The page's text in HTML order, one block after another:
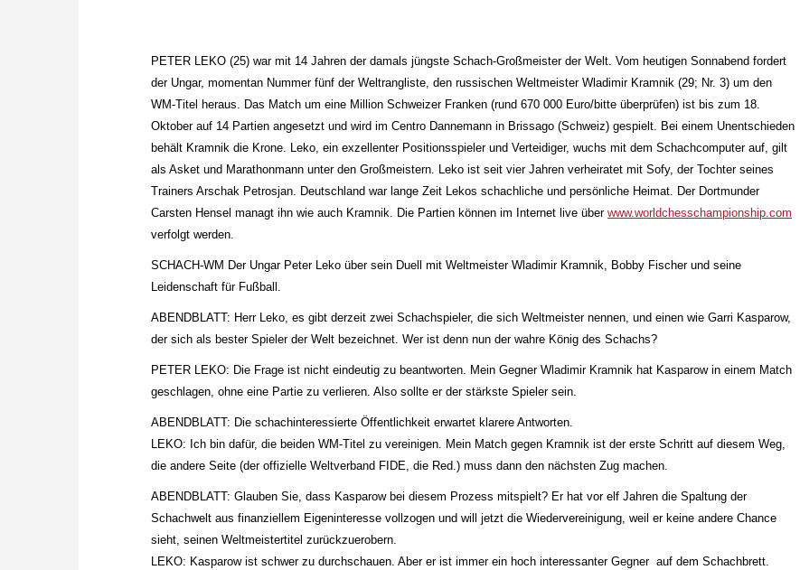
PETER LEKO (25) war mit 14 Jahren der damals jüngste Schach-Großmeister der Welt. Vom heutigen Sonnabend fordert
der Ungar, momentan Nummer fünf der Weltrangliste, den russischen Weltmeister Wladimir Kramnik (29; Nr. 3) um den
WM-Titel heraus. Das Match um eine Million Schweizer Franken (rund 670 000 Euro/bitte überprüfen) ist bis zum 18.
Oktober auf 14 Partien angesetzt und wird im Centro Dannemann in Brissago (Schweiz) gespielt. Bei einem Unentschieden
behält Kramnik die Krone. Leko, ein exzellenter Positionsspieler und Verteidiger, wuchs mit dem Schachcomputer auf, gilt
als Asket und Marathonmann unter den Großmeistern. Leko ist seit vier Jahren verheiratet mit Sofy, der Tochter seines
Trainers Arschak Petrosjan. Deutschland war lange Zeit Lekos schachliche und persönliche Heimat. Der Dortmunder
Carsten Hensel managt ihn wie auch Kramnik. Die Partien können im Internet live über www.worldchesschampionship.com
verfolgt werden.
SCHACH-WM Der Ungar Peter Leko über sein Duell mit Weltmeister Wladimir Kramnik, Bobby Fischer und seine
Leidenschaft für Fußball.
ABENDBLATT: Herr Leko, es gibt derzeit zwei Schachspieler, die sich Weltmeister nennen, und einen wie Garri Kasparow,
der sich als bester Spieler der Welt bezeichnet. Wer ist denn nun der wahre König des Schachs?
PETER LEKO: Die Frage ist nicht eindeutig zu beantworten. Mein Gegner Wladimir Kramnik hat Kasparow in einem Match
geschlagen, ohne eine Partie zu verlieren. Also sollte er der stärkste Spieler sein.
ABENDBLATT: Die schachinteressierte Öffentlichkeit erwartet klarere Antworten.
LEKO: Ich bin dafür, die beiden WM-Titel zu vereinigen. Mein Match gegen Kramnik ist der erste Schritt auf diesem Weg,
die andere Seite (der offizielle Weltverband FIDE, die Red.) muss dann den nächsten Zug machen.
ABENDBLATT: Glauben Sie, dass Kasparow bei diesem Prozess mitspielt? Er hat vor elf Jahren die Spaltung der
Schachwelt aus finanziellem Eigeninteresse vollzogen und will jetzt die Wiedervereinigung, weil er keine andere Chance
sieht, seinen Weltmeistertitel zurückzuerobern.
LEKO: Kasparow ist schwer zu durchschauen. Aber er ist immer ein hoch interessanter Gegner auf dem Schachbrett.